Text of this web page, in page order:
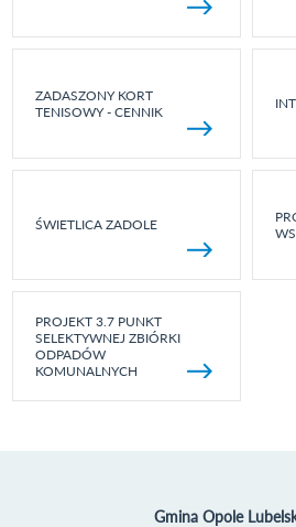
ZADASZONY KORT
TENISOWY - CENNIK
ŚWIETLICA ZADOLE
PROJEKT 3.7 PUNKT
SELEKTYWNEJ ZBIÓRKI
ODPADÓW
KOMUNALNYCH
Gmina Opole